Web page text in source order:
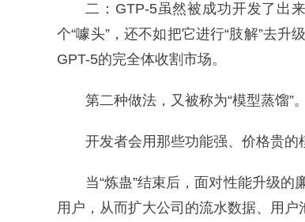
二：GTP-5虽然被成功开发了出
个“噱头”，还不如把它进行“肢解”去
GPT-5的完全体收割市场。
第二种做法，又被称为“模型蒸馏”。
开发者会用那些功能强、价格贵的
当“炼蛊”结束后，面对性能升级
用户，从而扩大公司的流水数据、用户